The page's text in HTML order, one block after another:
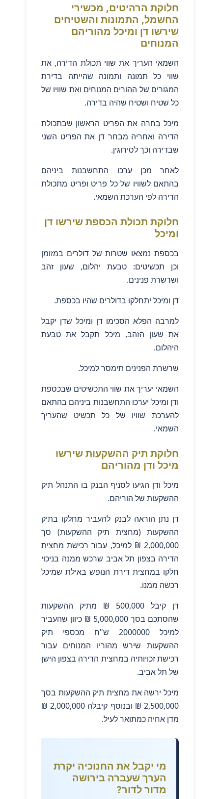
חלוקת הרהיטים, מכשירי
החשמל, התמונות והשטיחים
שירשו דן ומיכל מהוריהם
המנוחים
השמאי העריך את שווי תכולת הדירה, את
שווי כל תמונה ותמונה שהייתה בדירת
המגורים של ההורים המנוחים ואת שוויו של
כל שטיח ושטיח שהיה בדירה.
מיכל בחרה את הפריט הראשון שבתכולת
הדירה ואחריה מבחר דן את הפריט השני
שבדירה וכך לסירוגין.
לאחר מכן ערכו התחשבנות ביניהם
בהתאם לשוויו של כל פריט ופריט מתכולת
הדירה לפי הערכת השמאי.
חלוקת תכולת הכספת שירשו דן
ומיכל
בכספת נמצאו שטרות של דולרים במזומן
וכן תכשיטים: טבעת יהלום, שעון זהב
ושרשרת פנינים.
דן ומיכל יתחלקו בדולרים שהיו בכספת.
למרבה הפלא הסכימו דן ומיכל שדן יקבל
את שעון הזהב, מיכל תקבל את טבעת
היהלום.
שרשרת הפנינים תימסר למיכל.
השמאי יעריך את שווי התכשיטים שבכספת
ודן ומיכל יערכו התחשבנות ביניהם בהתאם
להערכת שוויו של כל תכשיט שהעריך
השמאי.
חלוקת תיק ההשקעות שירשו
מיכל ודן מהוריהם
מיכל ודן הגיעו לסניף הבנק בו התנהל תיק
ההשקעות של הוריהם.
דן נתן הוראה לבנק להעביר מחלקו בתיק
ההשקעות (מחצית תיק ההשקעות) סך
2,000,000 ₪ למיכל, עבור רכישת מחצית
הדירה בצפון תל אביב שרכש ממנה בניכוי
חלקו במחצית דירת הנופש באילת שמיכל
רכשה ממנו.
דן קיבל 500,000 ₪ מתיק ההשקעות
שהסתכם בסך 5,000,000 ₪ כיוון שהעביר
למיכל 2000000 ש"ח מכספי תיק
ההשקעות שירש מהוריו המנוחים עבור
רכישת זכויותיה במחצית הדירה בצפון הישן
של תל אביב.
מיכל ירשה את מחצית תיק ההשקעות בסך
2,500,000 ₪ ובנוסף קיבלה 2,000,000 ₪
מדן אחיה כמתואר לעיל.
מי יקבל את החנוכיה יקרת
הערך שעברה בירושה
מדור לדור?